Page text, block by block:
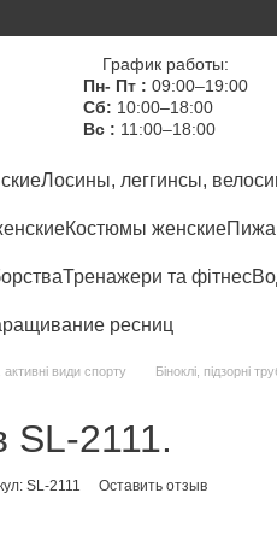
График работы:
Пн- Пт : 09:00–19:00
Сб: 10:00–18:00
Вс : 11:00–18:00
Лосины, леггинсы,
Костюмы женские
Тренажери та фітнес
ресниц
види спорту Біноклі, підзорні
SL-2111.
SL-2111 Оставить отзыв